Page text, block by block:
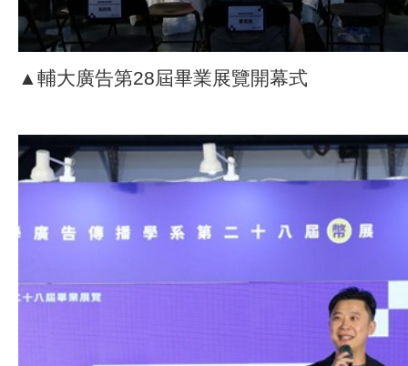
▲輔大廣告第28屆畢業展覽開幕式